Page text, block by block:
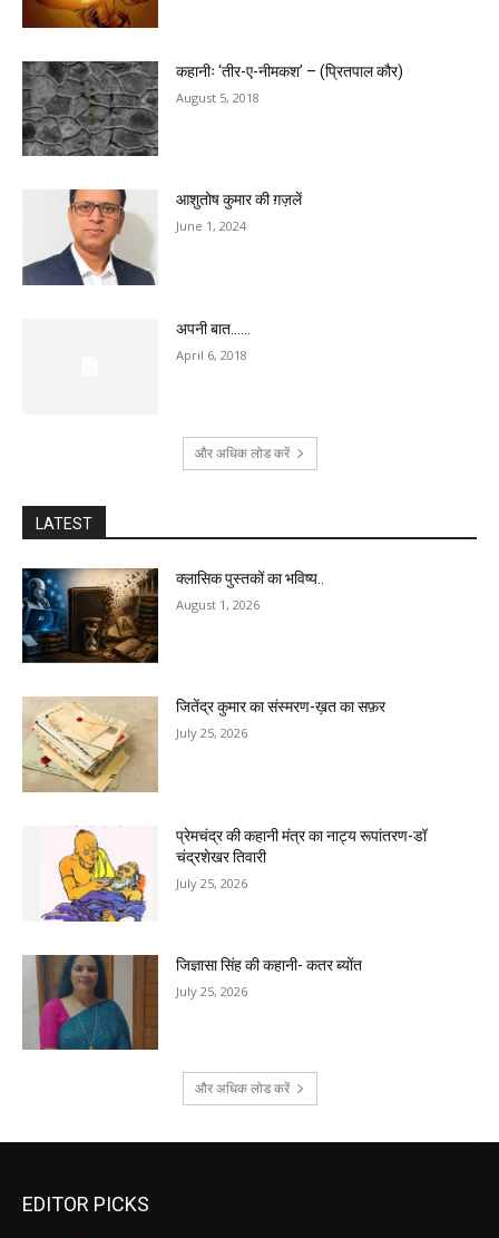
कहानीः ‘तीर-ए-नीमकश’ – (प्रितपाल कौर)
August 5, 2018
आशुतोष कुमार की ग़ज़लें
June 1, 2024
अपनी बात……
April 6, 2018
और अधिक लोड करें
LATEST
क्लासिक पुस्तकों का भविष्य..
August 1, 2026
जितेंद्र कुमार का संस्मरण-ख़त का सफ़र
July 25, 2026
प्रेमचंद्र की कहानी मंत्र का नाट्य रूपांतरण-डॉ
चंद्रशेखर तिवारी
July 25, 2026
जिज्ञासा सिंह की कहानी- कतर ब्योंत
July 25, 2026
और अधिक लोड करें
EDITOR PICKS